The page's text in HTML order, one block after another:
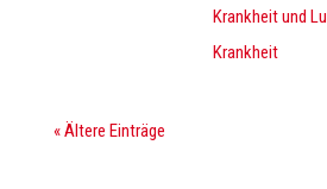
Krankheit und
Krankheit
« Ältere Einträge